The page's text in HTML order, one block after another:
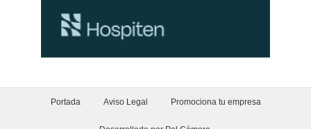
Portada Aviso Legal Promociona tu empresa